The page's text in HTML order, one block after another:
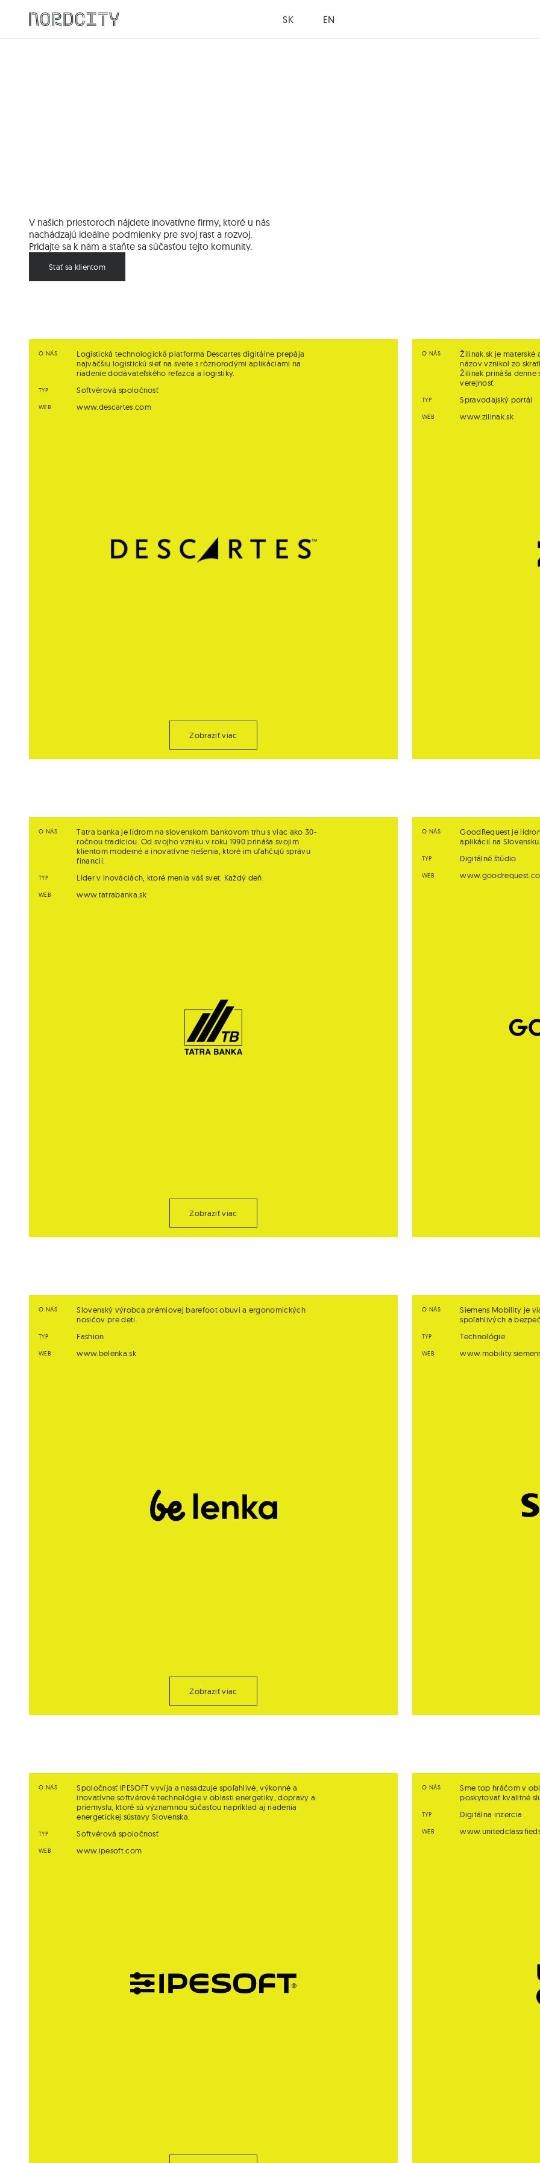
SK EN
V našich priestoroch nájdete inovatívne firmy, ktoré u nás
nachádzajú ideálne podmienky pre svoj rast a rozvoj.
Pridajte sa k nám a staňte sa súčasťou tejto komunity.
Stať sa klientom
O NÁS
Logistická technologická platforma Descartes digitálne prepája
najväčšiu logistickú sieť na svete s rôznorodými aplikáciami na
riadenie dodávateľského reťazca a logistiky.
TYP Softvérová spoločnosť
WEB www.descartes.com
Zobraziť viac
O NÁS
Žilinak.sk je
názov vznikol zo
Žilinak prináša denne
verejnosť.
TYP Spravodajský portál
WEB www.zilinak.sk
O NÁS
Tatra banka je lídrom na slovenskom bankovom trhu s viac ako 30-
ročnou tradíciou. Od svojho vzniku v roku 1990 prináša svojim
klientom moderné a inovatívne riešenia, ktoré im uľahčujú správu
financií.
TYP Líder v inováciách, ktoré menia váš svet. Každý deň.
WEB www.tatrabanka.sk
Zobraziť viac
O NÁS
GoodRequest je
aplikácií na Slovensku.
TYP Digitálné štúdio
WEB
O NÁS
Slovenský výrobca prémiovej barefoot obuvi a ergonomických
nosičov pre deti.
TYP Fashion
WEB www.belenka.sk
Zobraziť viac
O NÁS
Siemens Mobility je
spoľahlivých a
TYP Technológie
WEB
O NÁS
Spoločnosť IPESOFT vyvíja a nasadzuje spoľahlivé, výkonné a
inovatívne softvérové technológie v oblasti energetiky, dopravy a
priemyslu, ktoré sú významnou súčasťou napríklad aj riadenia
energetickej sústavy Slovenska.
TYP Softvérová spoločnosť
WEB www.ipesoft.com
O NÁS
Sme top hráčom v
poskytovať kvalitné
TYP Digitálna inzercia
WEB